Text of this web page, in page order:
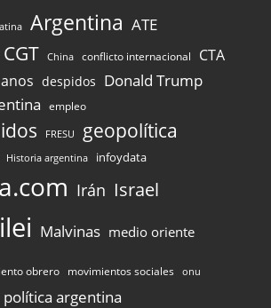
Argentina ATE
CGT China conflicto internacional CTA
despidos Donald Trump
empleo
FRESU geopolítica
Historia argentina infoydata
Irán Israel
Malvinas medio oriente
obrero movimientos sociales onu
política argentina